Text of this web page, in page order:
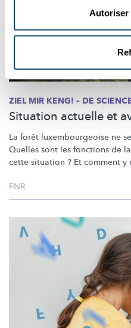
Autoriser
ZIEL MIR KENG! – DE
Situation actuelle et
La forêt luxembourgeoise ne
Quelles sont les fonctions de
cette situation ? Et comment y
FNR